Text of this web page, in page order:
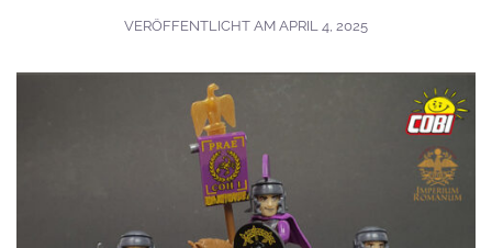
VERÖFFENTLICHT AM APRIL 4, 2025